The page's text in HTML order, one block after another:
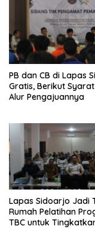
PB dan CB di Lapas
Gratis, Berikut
Alur Pengajuannya
Lapas Sidoarjo Jadi
Rumah Pelatihan
TBC untuk